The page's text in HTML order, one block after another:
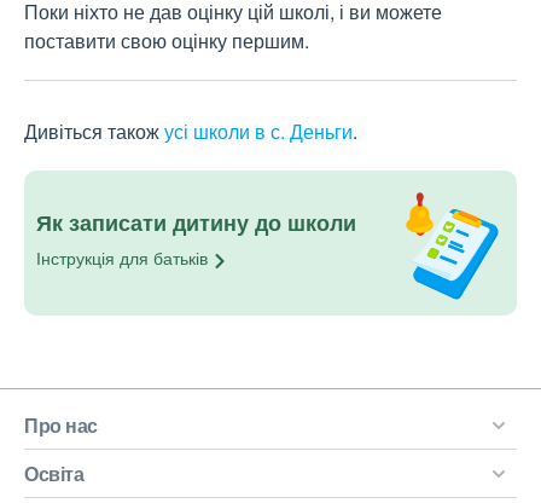
Поки ніхто не дав оцінку цій школі, і ви можете
поставити свою оцінку першим.
Дивіться такожусі школи в с. Деньги.
Як записати дитину до школи
Інструкція для батьків
Про нас
Освіта